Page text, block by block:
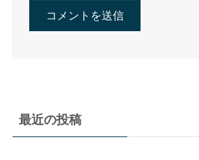
最近の投稿